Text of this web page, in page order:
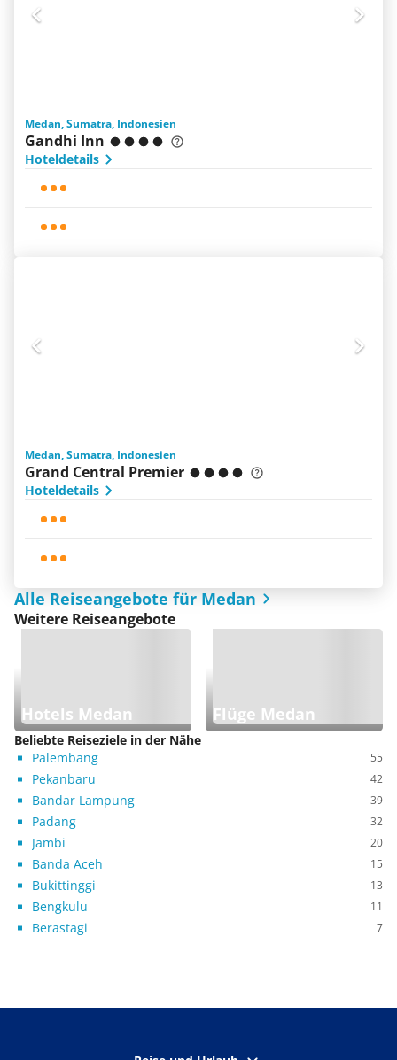
Medan, Sumatra, Indonesien
Gandhi Inn
Hoteldetails
Medan, Sumatra, Indonesien
Grand Central Premier
Hoteldetails
Alle Reiseangebote für Medan
Weitere Reiseangebote
Hotels Medan Flüge Medan
Beliebte Reiseziele in der Nähe
Palembang
55
Pekanbaru 42
Bandar Lampung 39
Padang 32
Jambi 20
Banda Aceh 15
Bukittinggi 13
Bengkulu 11
Berastagi 7